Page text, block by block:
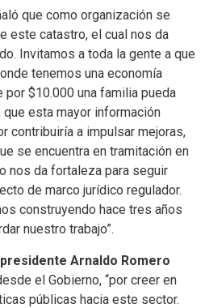
que como organización se
este catastro, el cual nos da
Invitamos a toda la gente a que
tenemos una economía
$10.000 una familia pueda
esta mayor información
contribuiría a impulsar mejoras,
se encuentra en tramitación en
nos da fortaleza para seguir
de marco jurídico regulador.
construyendo hace tres años
nuestro trabajo”.
Arnaldo Romero
el Gobierno, “por creer en
públicas hacia este sector.